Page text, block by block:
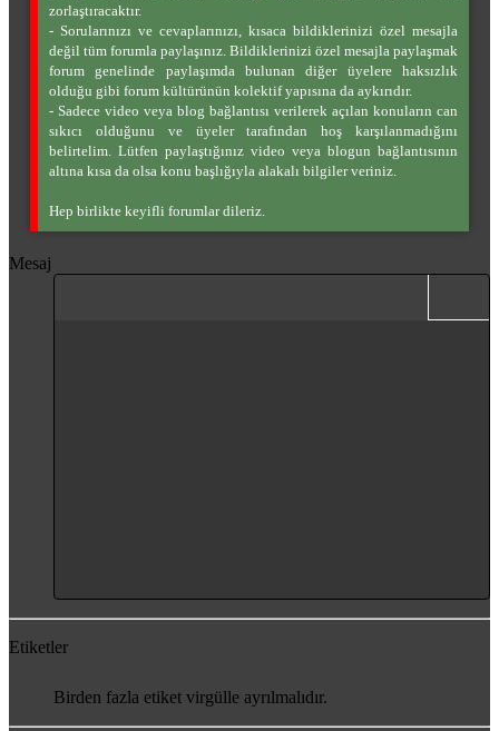
zorlaştıracaktır.
- Sorularınızı ve cevaplarınızı, kısaca bildiklerinizi özel mesajla
değil tüm forumla paylaşınız. Bildiklerinizi özel mesajla paylaşmak
forum genelinde paylaşımda bulunan diğer üyelere haksızlık
olduğu gibi forum kültürünün kolektif yapısına da aykırıdır.
- Sadece video veya blog bağlantısı verilerek açılan konuların can
sıkıcı olduğunu ve üyeler tarafından hoş karşılanmadığını
belirtelim. Lütfen paylaştığınız video veya blogun bağlantısının
altına kısa da olsa konu başlığıyla alakalı bilgiler veriniz.
Hep birlikte keyifli forumlar dileriz.
Mesaj
Etiketler
Birden fazla etiket virgülle ayrılmalıdır.